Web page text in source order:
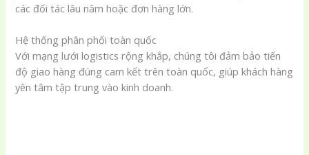
các đối tác lâu năm hoặc đơn hàng lớn.
Hệ thống phân phối toàn quốc
Với mạng lưới logistics rộng khắp, chúng tôi đảm bảo tiến
độ giao hàng đúng cam kết trên toàn quốc, giúp khách hàng
yên tâm tập trung vào kinh doanh.